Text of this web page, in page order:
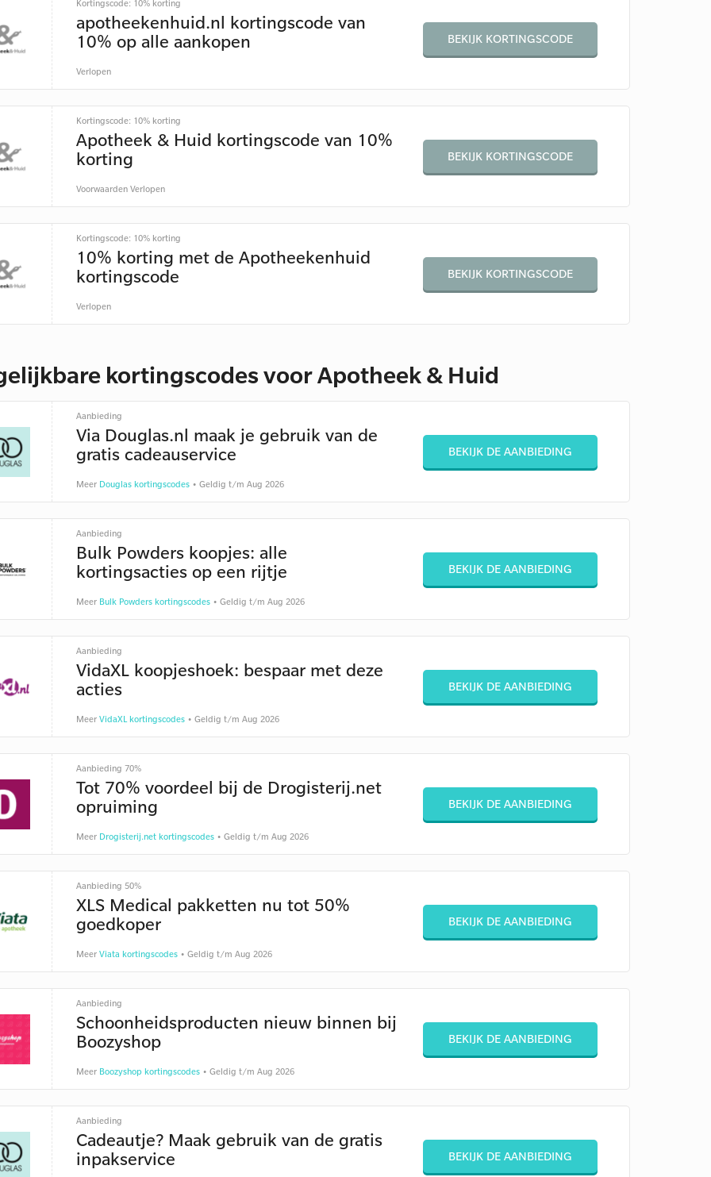
Kortingscode: 10% korting
apotheekenhuid.nl kortingscode van
10% op alle aankopen
Verlopen
BEKIJK KORTINGSCODE
Kortingscode: 10% korting
Apotheek & Huid kortingscode van 10%
korting
VoorwaardenVerlopen
BEKIJK KORTINGSCODE
Kortingscode: 10% korting
10% korting met de Apotheekenhuid
kortingscode
Verlopen
BEKIJK KORTINGSCODE
kortingscodes voor Apotheek & Huid
Aanbieding
Via Douglas.nl maak je gebruik van de
gratis cadeauservice
Meer Douglas kortingscodes• Geldig t/m Aug 2026
BEKIJK DE AANBIEDING
Aanbieding
Bulk Powders koopjes: alle
kortingsacties op een rijtje
Meer Bulk Powders kortingscodes• Geldig t/m Aug 2026
BEKIJK DE AANBIEDING
Aanbieding
VidaXL koopjeshoek: bespaar met deze
acties
Meer VidaXL kortingscodes• Geldig t/m Aug 2026
BEKIJK DE AANBIEDING
Aanbieding 70%
Tot 70% voordeel bij de Drogisterij.net
opruiming
Meer Drogisterij.net kortingscodes• Geldig t/m Aug 2026
BEKIJK DE AANBIEDING
Aanbieding 50%
XLS Medical pakketten nu tot 50%
goedkoper
Meer Viata kortingscodes• Geldig t/m Aug 2026
BEKIJK DE AANBIEDING
Aanbieding
Schoonheidsproducten nieuw binnen bij
Boozyshop
Meer Boozyshop kortingscodes• Geldig t/m Aug 2026
BEKIJK DE AANBIEDING
Aanbieding
Cadeautje? Maak gebruik van de gratis
inpakservice
BEKIJK DE AANBIEDING